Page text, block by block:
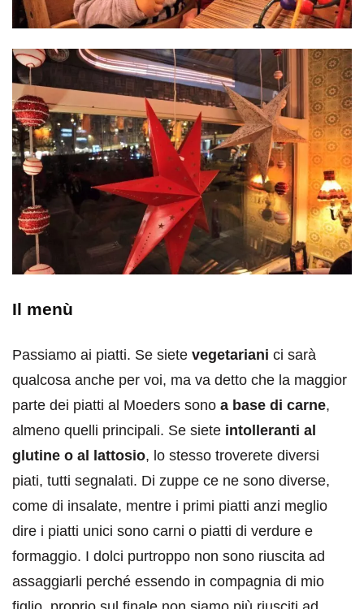
Il menù
Passiamo ai piatti. Se siete vegetariani ci sarà
qualcosa anche per voi, ma va detto che la maggior
parte dei piatti al Moeders sono a base di carne,
almeno quelli principali. Se siete intolleranti al
glutine o al lattosio, lo stesso troverete diversi
piati, tutti segnalati. Di zuppe ce ne sono diverse,
come di insalate, mentre i primi piatti anzi meglio
dire i piatti unici sono carni o piatti di verdure e
formaggio. I dolci purtroppo non sono riuscita ad
assaggiarli perché essendo in compagnia di mio